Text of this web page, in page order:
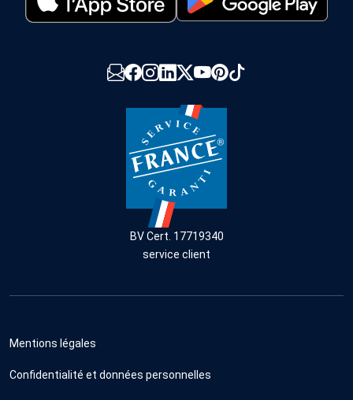
BV Cert. 17719340
service client
Mentions légales
Confidentialité et données personnelles